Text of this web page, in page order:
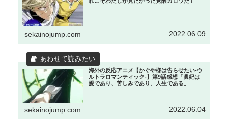
sekainojump.com 2022.06.09
海外の反応アニメ【かぐや様は告らせたい-ウ
ルトラロマンティック-】第9話感想「眞妃は
愛であり、苦しみであり、人生である」
sekainojump.com 2022.06.04